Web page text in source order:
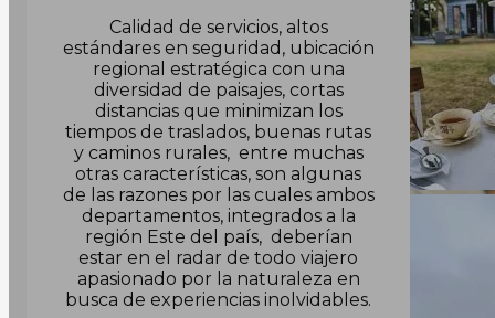
Calidad de servicios, altos
estándares en seguridad, ubicación
regional estratégica con una
diversidad de paisajes, cortas
distancias que minimizan los
tiempos de traslados, buenas rutas
y caminos rurales, entre muchas
otras características, son algunas
de las razones por las cuales ambos
departamentos, integrados a la
región Este del país, deberían
estar en el radar de todo viajero
apasionado por la naturaleza en
busca de experiencias inolvidables.